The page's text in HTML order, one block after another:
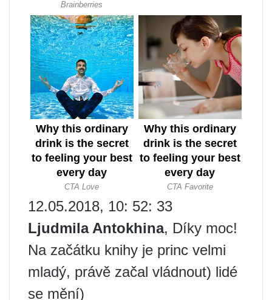
12.05.2018, 10: 52: 33
Ljudmila Antokhina, Díky moc!
Na začátku knihy je princ velmi
mladý, právě začal vládnout) lidé
se mění)